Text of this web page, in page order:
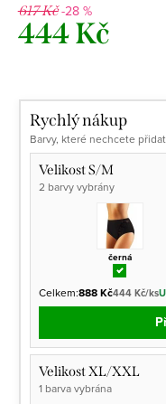
617 Kč-28 %
444 Kč
Rychlý nákup
Barvy, které nechcete
Velikost S/M
2 barvy vybrány
černá
Celkem:888 Kč444 Kč/ks
Velikost XL/XXL
1 barva vybrána